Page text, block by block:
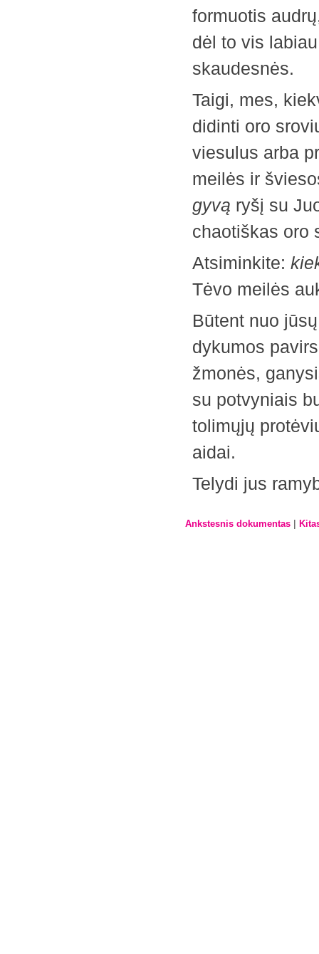
formuotis
dėl to vis
skaudesnės.
Taigi, mes,
didinti oro
viesulus arba
meilės ir
gyvą ryšį su
chaotiškas oro
Atsiminkite:
Tėvo meilės
Būtent nuo
dykumos
žmonės,
su potvyniais
tolimųjų
aidai.
Telydi jus
Ankstesnis dokumentas |